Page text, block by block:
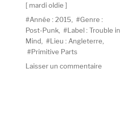
Catégories
mardi oldie
Étiquettes
Année : 2015
Genre :
Post-Punk
Label : Trouble in
Mind
Lieu : Angleterre
Primitive Parts
Laisser un commentaire